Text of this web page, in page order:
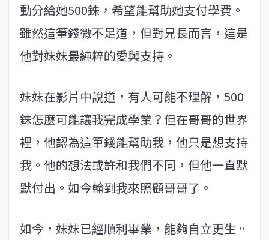
動分給她500銖，希望能幫助她支付學費。
雖然這筆錢微不足道，但對兄長而言，這是
他對妹妹最純粹的愛與支持。
妹妹在影片中說道，有人可能不理解，500
銖怎麼可能讓我完成學業？但在哥哥的世界
裡，他認為這筆錢能幫助我，他只是想支持
我。他的想法或許和我們不同，但他一直默
默付出。如今輪到我來照顧哥哥了。
如今，妹妹已經順利畢業，能夠自立更生。